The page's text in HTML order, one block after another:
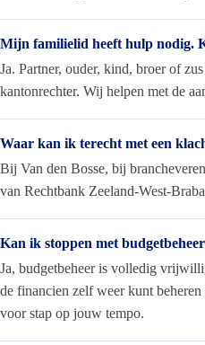
Mijn familielid heeft hulp nodig.
Ja. Partner, ouder, kind, broer of
kantonrechter. Wij helpen met de
Waar kan ik terecht met een
Bij Van den Bosse, bij
van Rechtbank Zeeland-West-
Kan ik stoppen met
Ja, budgetbeheer is volledig
de financien zelf weer kunt
voor stap op jouw tempo.